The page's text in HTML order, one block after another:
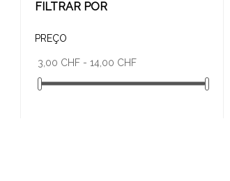
FILTRAR POR
PREÇO
3,00 CHF - 14,00 CHF